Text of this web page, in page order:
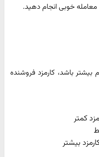
خوبی انجام دهید.
باشد، کارمزد فروشنده
کمتر
بیشتر